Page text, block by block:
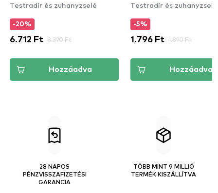
Trio
Testradír és zuhanyzselé
-20%
6.712 Ft 8.390 Ft
Hozzáadva
& Milk (500ml)
Testradír és zuhanyzselé
-5%
1.796 Ft 1.890 Ft
Hozzáadva
28 NAPOS
PÉNZVISSZAFIZETÉSI
GARANCIA
TÖBB MINT 9 MILLIÓ
TERMÉK KISZÁLLÍTVA